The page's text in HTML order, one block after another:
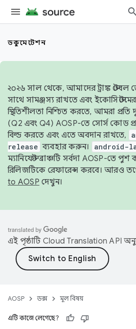
ডকুমেন্টেশন
২০২৬ সাল থেকে, আমাদের ট্রাঙ্ক
সাথে সামঞ্জস্য রাখতে এবং
স্থিতিশীলতা নিশ্চিত করতে, আমরা প্রতি
(Q2 এবং Q4) AOSP-তে সোর্স কোড
বিল্ড করতে এবং এতে অবদান রাখতে,
release ব্যবহার করুন। android-
ম্যানিফেস্ট ব্রাঞ্চটি সর্বদা AOSP-তে পুশ
রিলিজটিকে রেফারেন্স করবে। আরও
to AOSP দেখুন।
এই পৃষ্ঠাটি Cloud Translation API
AOSP ডক্স মূল বিষয়
এটি কাজে লেগেছে?